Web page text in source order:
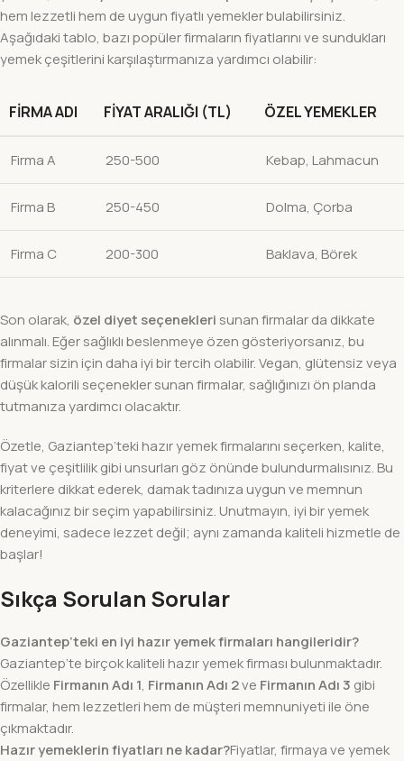
hem lezzetli hem de uygun fiyatlı yemekler bulabilirsiniz.
Aşağıdaki tablo, bazı popüler firmaların fiyatlarını ve sundukları
yemek çeşitlerini karşılaştırmanıza yardımcı olabilir:
FIRMA ADI FIYAT ARALIĞI (TL) ÖZEL YEMEKLER
Firma A 250-500 Kebap, Lahmacun
Firma B 250-450 Dolma, Çorba
Firma C 200-300 Baklava, Börek
Son olarak, özel diyet seçenekleri sunan firmalar da dikkate
alınmalı. Eğer sağlıklı beslenmeye özen gösteriyorsanız, bu
firmalar sizin için daha iyi bir tercih olabilir. Vegan, glütensiz veya
düşük kalorili seçenekler sunan firmalar, sağlığınızı ön planda
tutmanıza yardımcı olacaktır.
Özetle, Gaziantep’teki hazır yemek firmalarını seçerken, kalite,
fiyat ve çeşitlilik gibi unsurları göz önünde bulundurmalısınız. Bu
kriterlere dikkat ederek, damak tadınıza uygun ve memnun
kalacağınız bir seçim yapabilirsiniz. Unutmayın, iyi bir yemek
deneyimi, sadece lezzet değil; aynı zamanda kaliteli hizmetle de
başlar!
Sıkça Sorulan Sorular
Gaziantep’teki en iyi hazır yemek firmaları hangileridir?
Gaziantep’te birçok kaliteli hazır yemek firması bulunmaktadır.
Özellikle Firmanın Adı 1, Firmanın Adı 2ve Firmanın Adı 3 gibi
firmalar, hem lezzetleri hem de müşteri memnuniyeti ile öne
çıkmaktadır.
Hazır yemeklerin fiyatları ne kadar?Fiyatlar, firmaya ve yemek